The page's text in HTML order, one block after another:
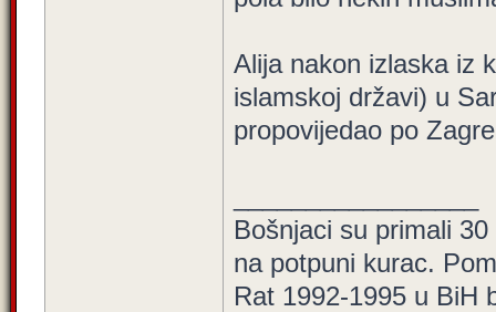
Alija nakon izlaska iz
islamskoj državi) u
propovijedao po
Bošnjaci su primali
na potpuni kurac.
Rat 1992-1995 u BiH